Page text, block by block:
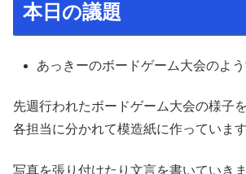
本日の議題
あっきーのボードゲーム大会のよ
先週行われたボードゲーム大会の様子を
各担当に分かれて模造紙に作っています
写真を張り付けたり文言を書いていき